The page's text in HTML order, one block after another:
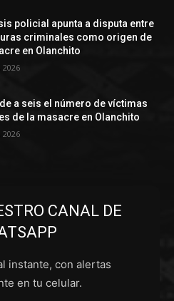
policial apunta a disputa entre
criminales como origen de
en Olanchito
2026
a seis el número de víctimas
de la masacre en Olanchito
2026
CANAL DE
instante, con alertas
en tu celular.